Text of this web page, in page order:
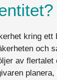
kring
och
av